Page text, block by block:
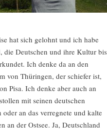
hat sich gelohnt und ich habe
die Deutschen und ihre Kultur bis
Ich denke da an den
von Thüringen, der schiefer ist,
Pisa. Ich denke aber auch an
mit seinen deutschen
an das verregnete und kalte
an der Ostsee. Ja, Deutschland